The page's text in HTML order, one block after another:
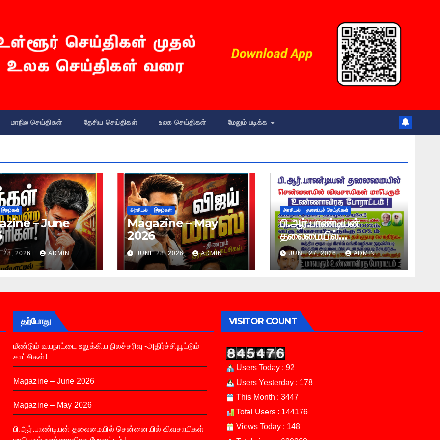
மாநில செய்திகள் தேசிய செய்திகள் உலக செய்திகள் மேலும் படிக்க
இதழ்கள்
– June
28, 2026 ADMIN
அரசியல் இதழ்கள்
Magazine – May
2026
JUNE 28, 2026 ADMIN
அரசியல் தலைப்புச் செய்திகள்
பி.ஆர்.பாண்டியன்
தலைமையில்
சென்னையில்
விவசாயிகள் மாபெரும்
உண்ணாவிரத போராட்டம் !
JUNE 27, 2026 ADMIN
தற்போது
மீண்டும் வயநாட்டை உலுக்கிய நிலச்சரிவு -அதிர்ச்சியூட்டும்
காட்சிகள்!
Magazine – June 2026
Magazine – May 2026
பி.ஆர்.பாண்டியன் தலைமையில் சென்னையில் விவசாயிகள்
VISITOR COUNT
Users Today : 92
Users Yesterday : 178
This Month : 3447
Total Users : 144176
Views Today : 148